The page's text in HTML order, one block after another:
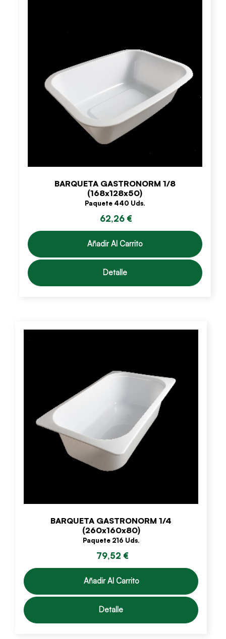
BARQUETA GASTRONORM 1/8
(168x128x50)
Paquete 440 Uds.
62,26 €
Añadir Al Carrito
Detalle
BARQUETA GASTRONORM 1/4
(260x160x80)
Paquete 216 Uds.
79,52 €
Añadir Al Carrito
Detalle